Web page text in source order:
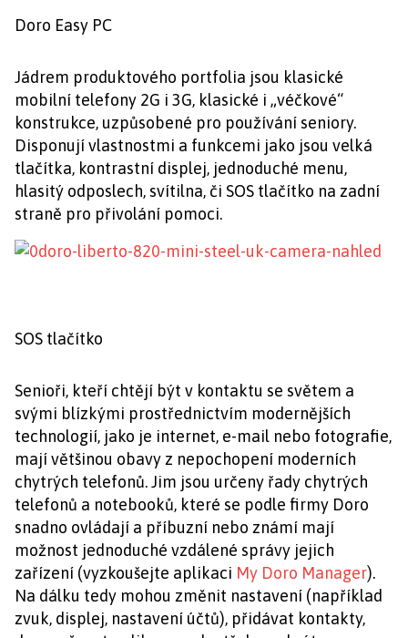
Doro Easy PC
Jádrem produktového portfolia jsou klasické
mobilní telefony 2G i 3G, klasické i „véčkové“
konstrukce, uzpůsobené pro používání seniory.
Disponují vlastnostmi a funkcemi jako jsou velká
tlačítka, kontrastní displej, jednoduché menu,
hlasitý odposlech, svítilna, či SOS tlačítko na zadní
straně pro přivolání pomoci.
SOS tlačítko
Senioři, kteří chtějí být v kontaktu se světem a
svými blízkými prostřednictvím modernějších
technologií, jako je internet, e-mail nebo fotografie,
mají většinou obavy z nepochopení moderních
chytrých telefonů. Jim jsou určeny řady chytrých
telefonů a notebooků, které se podle firmy Doro
snadno ovládají a příbuzní nebo známí mají
možnost jednoduché vzdálené správy jejich
zařízení (vyzkoušejte aplikaci My Doro Manager).
Na dálku tedy mohou změnit nastavení (například
zvuk, displej, nastavení účtů), přidávat kontakty,